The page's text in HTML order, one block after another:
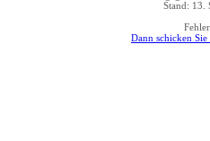
Stand: 13.
Dann schicken